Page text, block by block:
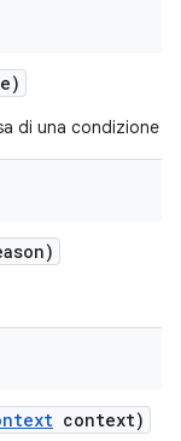
di una condizione
context)